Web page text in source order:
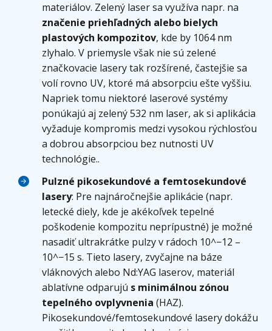
materiálov. Zelený laser sa využíva napr. na
značenie priehľadných alebo bielych
plastových kompozitov, kde by 1064 nm
zlyhalo. V priemysle však nie sú zelené
značkovacie lasery tak rozšírené, častejšie sa
volí rovno UV, ktoré má absorpciu ešte vyššiu.
Napriek tomu niektoré laserové systémy
ponúkajú aj zelený 532 nm laser, ak si aplikácia
vyžaduje kompromis medzi vysokou rýchlosťou
a dobrou absorpciou bez nutnosti UV
technológie..
Pulzné pikosekundové a femtosekundové
lasery: Pre najnáročnejšie aplikácie (napr.
letecké diely, kde je akékoľvek tepelné
poškodenie kompozitu neprípustné) je možné
nasadiť ultrakrátke pulzy v rádoch 10^−12 –
10^−15 s. Tieto lasery, zvyčajne na báze
vláknových alebo Nd:YAG laserov, materiál
ablatívne odparujú s minimálnou zónou
tepelného ovplyvnenia (HAZ).
Pikosekundové/femtosekundové lasery dokážu